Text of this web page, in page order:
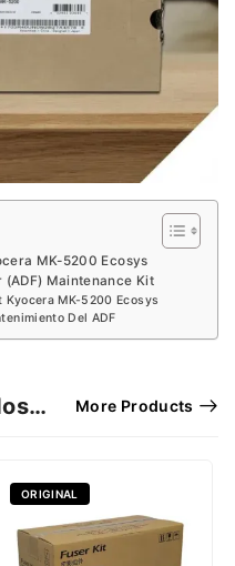
MK-5200 Ecosys
Maintenance Kit
Kyocera MK-5200 Ecosys
Del ADF
More Products
ORIGINAL